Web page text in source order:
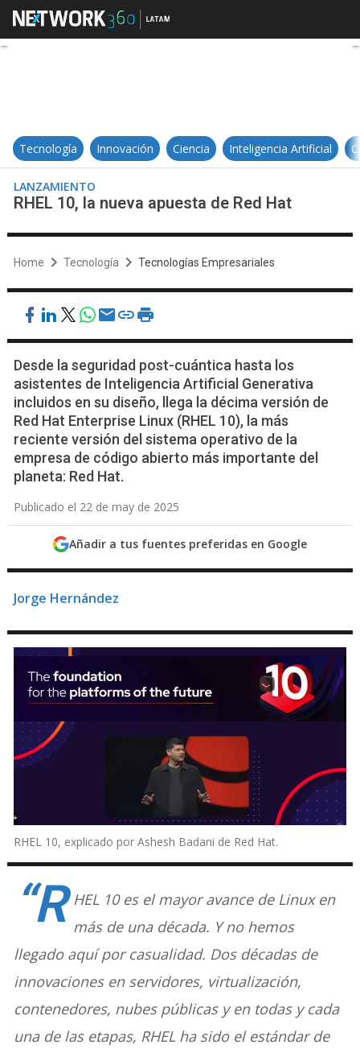
RHEL 10, la nueva apuesta de
Tecnología Innovación Ciencia Inteligencia Artificial
LANZAMIENTO
RHEL 10, la nueva apuesta de Red Hat
Home Tecnología Tecnologías Empresariales
Desde la seguridad post-cuántica hasta los
asistentes de Inteligencia Artificial Generativa
incluidos en su diseño, llega la décima versión de
Red Hat Enterprise Linux (RHEL 10), la más
reciente versión del sistema operativo de la
empresa de código abierto más importante del
planeta: Red Hat.
Publicado el 22 de may de 2025
Añadir a tus fuentes preferidas en Google
Jorge Hernández
RHEL 10, explicado por Ashesh Badani de Red Hat.
“R HEL 10 es el mayor avance de Linux en
más de una década. Y no hemos
llegado aquí por casualidad. Dos décadas de
innovaciones en servidores, virtualización,
contenedores, nubes públicas y en todas y cada
una de las etapas, RHEL ha sido el estándar de